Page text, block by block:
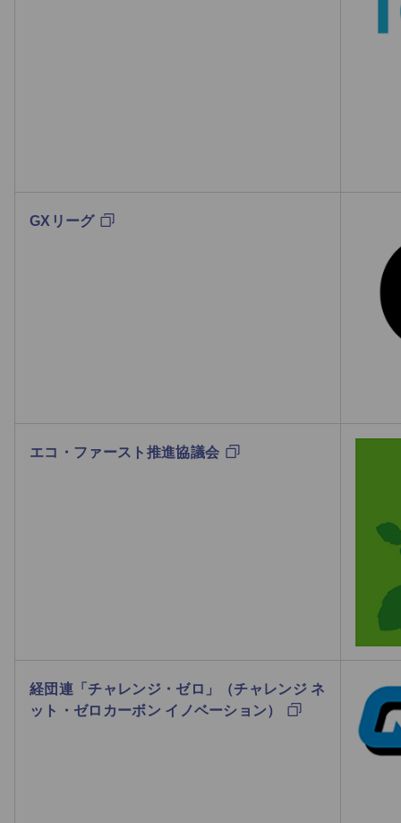
GXリーグ
エコ・ファースト推進協議会
経団連「チャレンジ・ゼロ」（チャレンジ ネ
ット・ゼロカーボン イノベーション）